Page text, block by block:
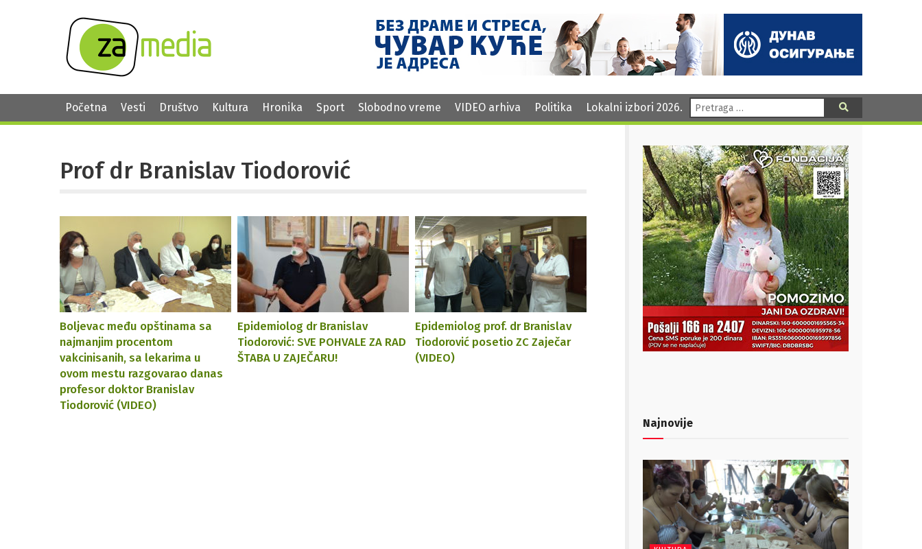
Početna Vesti Društvo Kultura Hronika Sport Slobodno vreme VIDEO arhiva Politika Lokalni izbori 2026. Pretraga:
Prof dr Branislav Tiodorović
Boljevac među opštinama sa
najmanjim procentom
vakcinisanih, sa lekarima u
ovom mestu razgovarao danas
profesor doktor Branislav
Tiodorović (VIDEO)
Epidеmiolog dr Branislav
Tiodorović: SVE POHVALE ZA RAD
ŠTABA U ZAJEČARU!
Epidemiolog prof. dr Branislav
Tiodorović posetio ZC Zaječar
(VIDEO)
Najnovije